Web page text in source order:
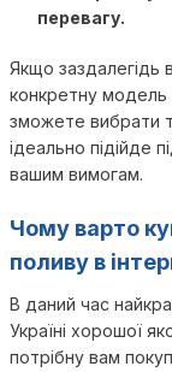
перевагу.
Якщо заздалегідь
конкретну модель
зможете вибрати
ідеально підійде
вашим вимогам.
Чому варто
поливу в
В даний час
Україні хорошої
потрібну вам